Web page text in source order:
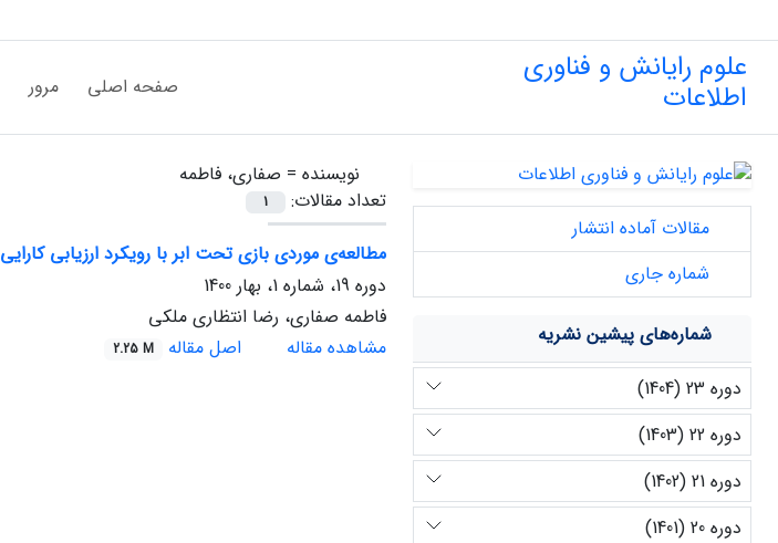
علوم رایانش و فناوری
اطلاعات صفحه اصلی مرور
نویسنده = صفاری، فاطمه
تعداد مقالات:
1
مطالعه‌ی موردی بازی تحت ابر با رویکرد ارزیابی کارایی
دوره 19، شماره 1، بهار 1400
فاطمه صفاری، رضا انتظاری ملکی
مشاهده مقاله
اصل مقاله 2.25 M
مقالات آماده انتشار
شماره جاری
شماره‌های پیشین نشریه
دوره 23 (1404)
دوره 22 (1403)
دوره 21 (1402)
دوره 20 (1401)